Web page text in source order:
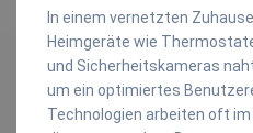
In einem vernetzten
Heimgeräte wie
und Sicherheitskameras
um ein optimiertes
Technologien arbeiten oft